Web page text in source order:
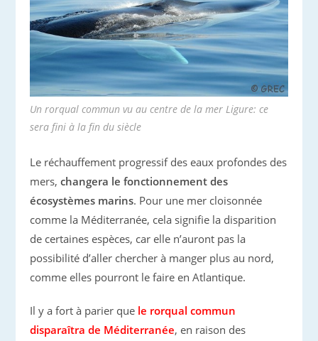
Un rorqual commun vu au centre de la mer Ligure: ce
sera fini à la fin du siècle
Le réchauffement progressif des eaux profondes des
mers,changera le fonctionnement des
écosystèmes marins. Pour une mer cloisonnée
comme la Méditerranée, cela signifie la disparition
de certaines espèces, car elle n’auront pas la
possibilité d’aller chercher à manger plus au nord,
comme elles pourront le faire en Atlantique.
Il y a fort à parier que le rorqual commun
disparaîtra de Méditerranée, en raison des